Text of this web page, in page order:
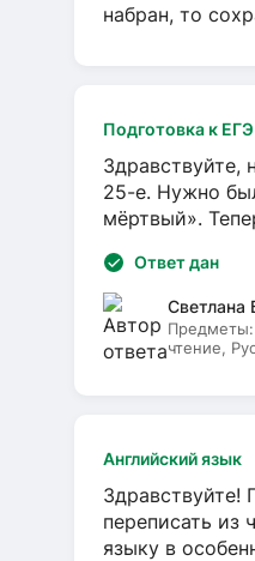
набран, то
Подготовка к ЕГЭ
Здравствуйте,
25-е. Нужно
мёртвый».
Ответ дан
Светлана
Предметы:
чтение,
Английский язык
Здравствуйте!
переписать из
языку в